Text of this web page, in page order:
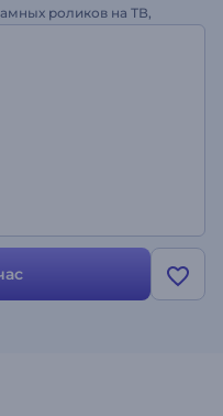
роликов на ТВ,